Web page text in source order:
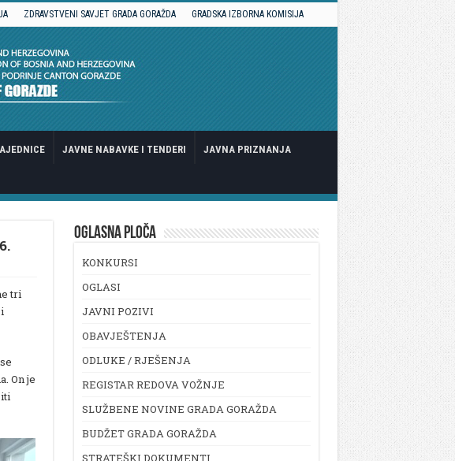
ZDRAVSTVENI SAVJET GRADA GORAŽDA GRADSKA IZBORNA KOMISIJA
JAVNE NABAVKE I TENDERI JAVNA PRIZNANJA
tri
On je
OGLASNA PLOČA
KONKURSI
OGLASI
JAVNI POZIVI
OBAVJEŠTENJA
ODLUKE / RJEŠENJA
REGISTAR REDOVA VOŽNJE
SLUŽBENE NOVINE GRADA GORAŽDA
BUDŽET GRADA GORAŽDA
STRATEŠKI DOKUMENTI